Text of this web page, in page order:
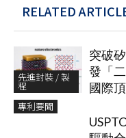
RELATED
先進封裝 / 製
程
突破
發「
國際
專利要聞